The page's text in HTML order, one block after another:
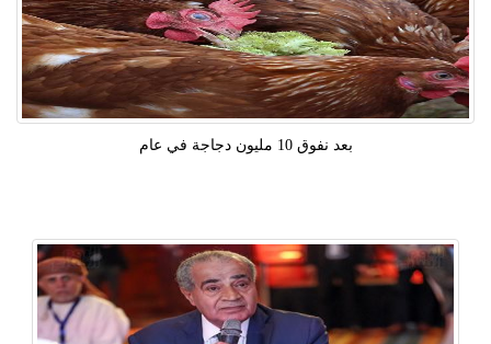
بعد نفوق 10 مليون دجاجة في عام